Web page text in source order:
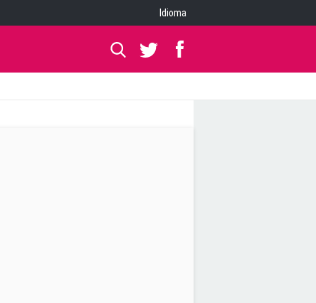
Idioma